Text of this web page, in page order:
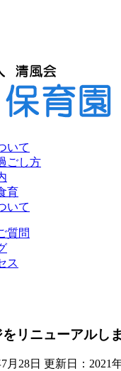
質問
ス
リニューアルし
月28日 更新日： 2021